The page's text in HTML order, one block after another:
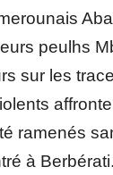
peulhs
sur les
ramenés
à Berbérati.